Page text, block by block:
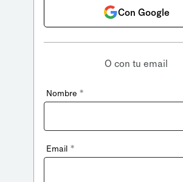
Con Google
O con tu email
Nombre *
Email *